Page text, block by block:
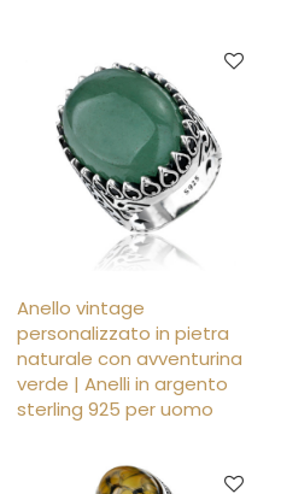
Anello vintage
personalizzato in pietra
naturale con avventurina
verde | Anelli in argento
sterling 925 per uomo